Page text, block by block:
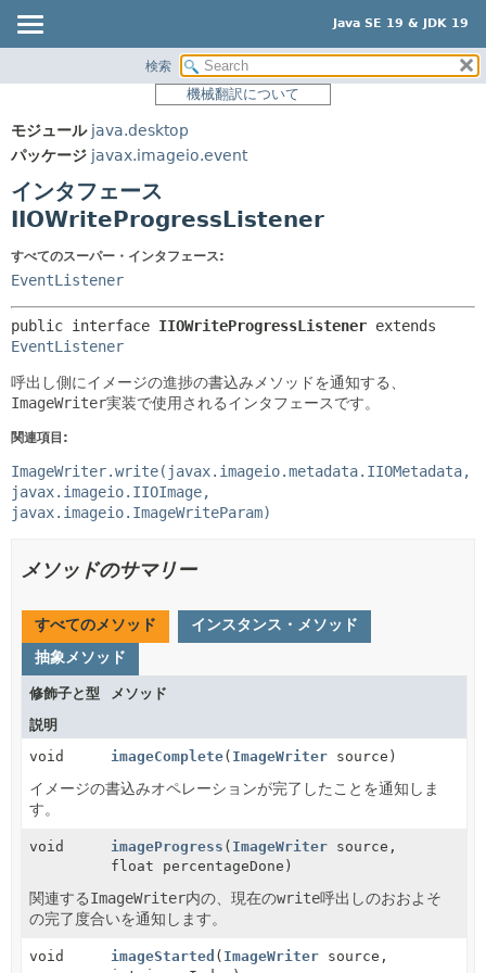
Java SE 19 & JDK 19
パッケージ
使用
プレビュー
新規
非推奨
索引
ヘルプ
サマリー:
ネスト済
コンストラクタ
検索
機械翻訳について
モジュール java.desktop
パッケージ javax.imageio.event
インタフェース
IIOWriteProgressListener
すべてのスーパー・インタフェース:
EventListener
public interface IIOWriteProgressListener
EventListener
呼出し側にイメージの進捗の書込みメソッドを通知する、
ImageWriter実装で使用されるインタフェースです。
関連項目:
ImageWriter.write(javax.imageio.metadata.IIOMetadata,
javax.imageio.IIOImage,
javax.imageio.ImageWriteParam)
メソッドのサマリー
すべてのメソッド
インスタンス・メソッド
抽象メソッド
修飾子と型
メソッド
説明
void
imageComplete( ImageWriter source)
イメージの書込みオペレーションが完了したことを通知しま
す。
void imageProgress ( ImageWriter source,
float percentageDone)
関連するImageWriter内の、現在のwrite呼出しのおおよそ
の完了度合いを通知します。
void imageStarted ( ImageWriter source,